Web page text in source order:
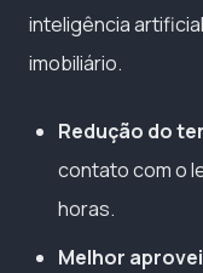
inteligência
imobiliário.
Redução do
contato com o
horas.
Melhor